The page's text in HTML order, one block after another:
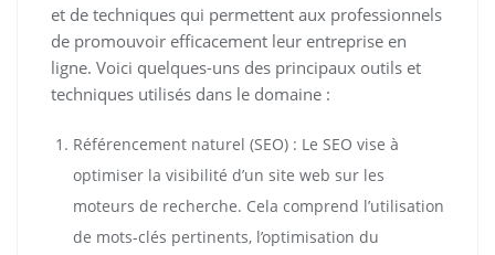
et de techniques qui permettent aux professionnels
de promouvoir efficacement leur entreprise en
ligne. Voici quelques-uns des principaux outils et
techniques utilisés dans le domaine :
Référencement naturel (SEO) : Le SEO vise à
optimiser la visibilité d’un site web sur les
moteurs de recherche. Cela comprend l’utilisation
de mots-clés pertinents, l’optimisation du